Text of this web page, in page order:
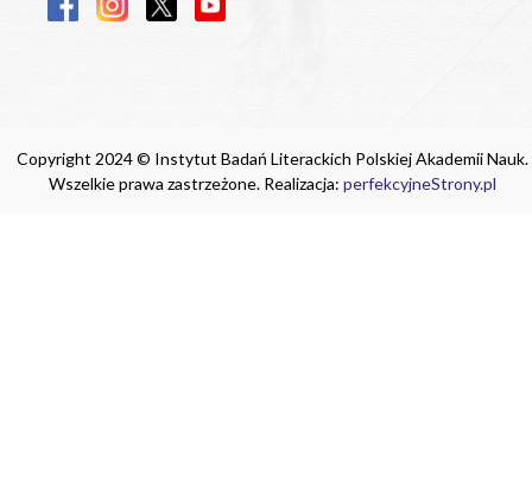
Copyright 2024 © Instytut Badań Literackich Polskiej Akademii Nauk.
Wszelkie prawa zastrzeżone. Realizacja: perfekcyjneStrony.pl